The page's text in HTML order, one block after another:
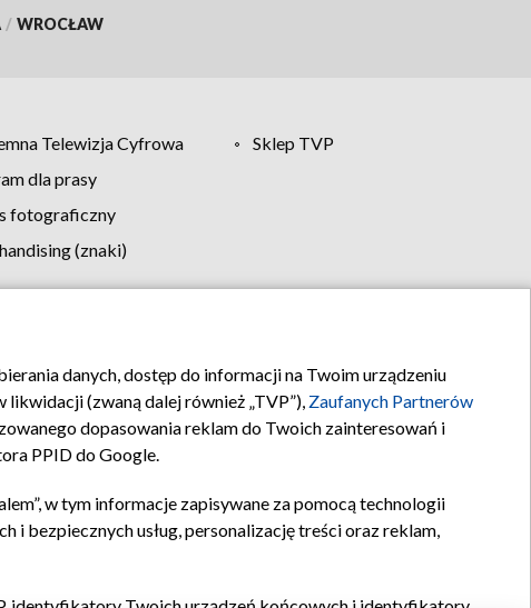
/ WROCŁAW
Telewizja Cyfrowa
Sklep TVP
dla prasy
fotograficzny
(znaki)
reklamy Kontakt
danych, dostęp do informacji na Twoim urządzeniu
(zwaną dalej również „TVP”), Zaufanych Partnerów
dopasowania reklam do Twoich zainteresowań i
PPID do Google.
w tym informacje zapisywane za pomocą technologii
bezpiecznych usług, personalizację treści oraz reklam,